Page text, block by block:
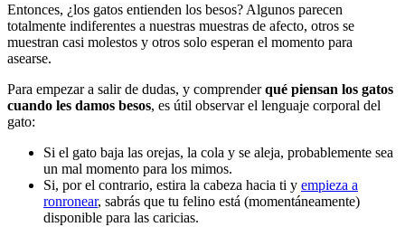
Entonces, ¿los gatos entienden los besos? Algunos parecen
totalmente indiferentes a nuestras muestras de afecto, otros se
muestran casi molestos y otros solo esperan el momento para
asearse.
Para empezar a salir de dudas, y comprenderqué piensan los gatos
cuando les damos besos, es útil observar el lenguaje corporal del
gato:
Si el gato baja las orejas, la cola y se aleja, probablemente sea
un mal momento para los mimos.
Si, por el contrario, estira la cabeza hacia ti y empieza a
ronronear, sabrás que tu felino está (momentáneamente)
disponible para las caricias.